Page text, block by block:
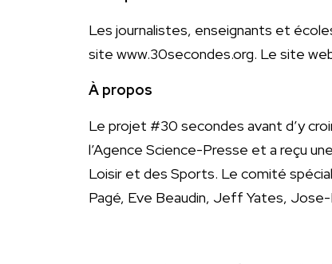
Les journalistes, enseignants et
site www.30secondes.org. Le site
À propos
Le projet #30 secondes avant d’y
l’Agence Science-Presse et a reçu
Loisir et des Sports. Le comité
Pagé, Eve Beaudin, Jeff Yates,